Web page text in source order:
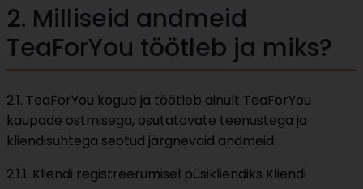
2. Milliseid andmeid
TeaForYou töötleb ja miks?
2.1. TeaForYou kogub ja töötleb ainult TeaForYou
kaupade ostmisega, osutatavate teenustega ja
kliendisuhtega seotud järgnevaid andmeid:
2.1.1. Kliendi registreerumisel püsikliendiks Kliendi